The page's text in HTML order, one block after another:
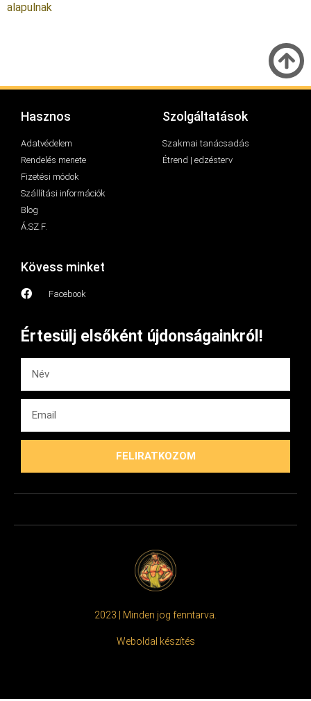
alapulnak
Hasznos
Adatvédelem
Rendelés menete
Fizetési módok
Szállítási információk
Blog
Á.SZ.F.
Szolgáltatások
Szakmai tanácsadás
Étrend | edzésterv
Kövess minket
Facebook
Értesülj elsőként újdonságainkról!
FELIRATKOZOM
2023 | Minden jog fenntarva.
Weboldal készítés